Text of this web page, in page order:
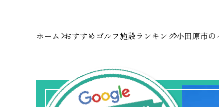
ホーム おすすめゴルフ施設ランキング小田原市の